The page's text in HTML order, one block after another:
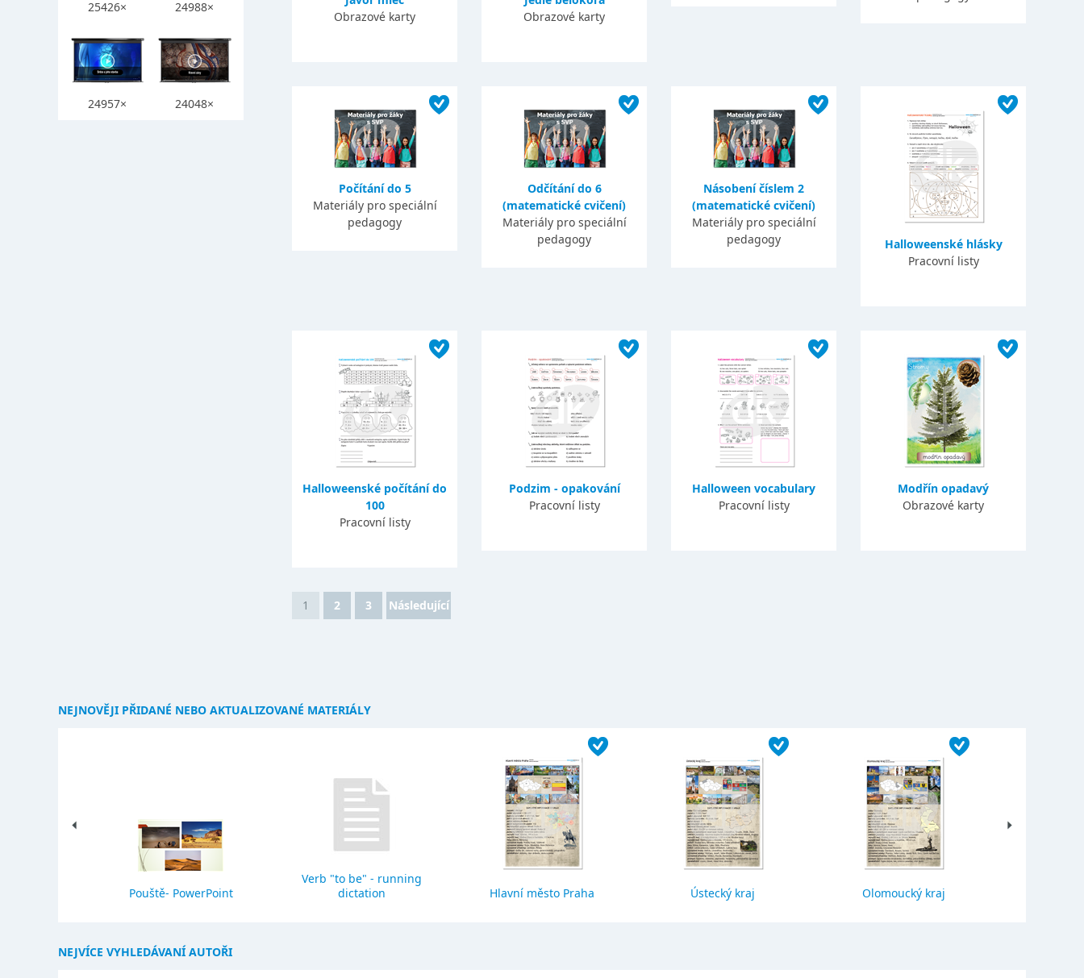
Obrazové karty
Obrazové karty
Počítání do 5
Materiály pro speciální
pedagogy
Odčítání do 6
(matematické cvičení)
Materiály pro speciální
pedagogy
Násobení číslem 2
(matematické cvičení)
Materiály pro speciální
pedagogy
Halloweenské hlásky
Pracovní listy
Halloweenské počítání do
100
Pracovní listy
Podzim - opakování
Pracovní listy
Halloween vocabulary
Pracovní listy
Modřín opadavý
Obrazové karty
1 2 3 Následující
25426× 24988×
24957× 24048×
NEJNOVĚJI PŘIDANÉ NEBO AKTUALIZOVANÉ MATERIÁLY
Pouště- PowerPoint
Verb "to be" - running
dictation
Hlavní město Praha Ústecký kraj Olomoucký kraj
NEJVÍCE VYHLEDÁVANÍ AUTOŘI